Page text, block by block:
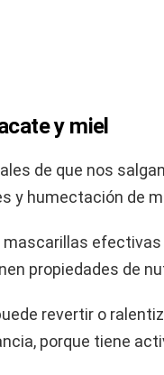
y miel
de que nos
y humectación de
efectivas
propiedades de
revertir o
porque tiene